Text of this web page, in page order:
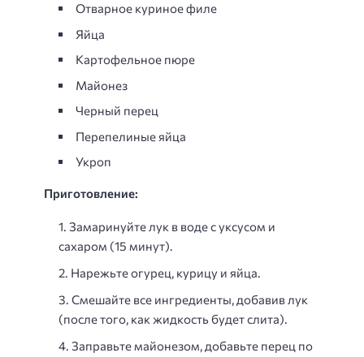
Отварное куриное филе
Яйца
Картофельное пюре
Майонез
Черный перец
Перепелиные яйца
Укроп
Приготовление:
Замаринуйте лук в воде с уксусом и
сахаром (15 минут).
Нарежьте огурец, курицу и яйца.
Смешайте все ингредиенты, добавив лук
(после того, как жидкость будет слита).
Заправьте майонезом, добавьте перец по